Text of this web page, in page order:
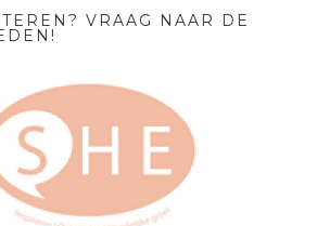
VRAAG NAAR DE